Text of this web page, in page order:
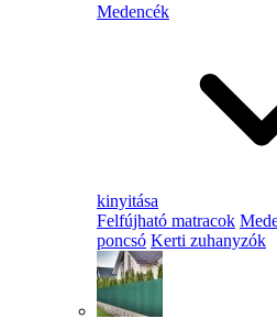
Medencék
kinyitása
Felfújható matracok
poncsó Kerti zuhanyzók